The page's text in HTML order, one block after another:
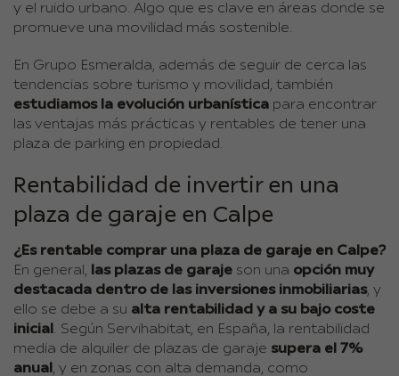
y el ruido urbano. Algo que es clave en áreas donde se
promueve una movilidad más sostenible.
En Grupo Esmeralda, además de seguir de cerca las
tendencias sobre turismo y movilidad, también
estudiamos la evolución urbanística para encontrar
las ventajas más prácticas y rentables de tener una
plaza de parking en propiedad.
Rentabilidad de invertir en una
plaza de garaje en Calpe
¿Es rentable comprar una plaza de garaje en Calpe?
En general,
las plazas de garaje son una opción muy
destacada dentro de las inversiones inmobiliarias, y
ello se debe a su alta rentabilidad y a su bajo coste
inicial
. Según Servihabitat, en España, la rentabilidad
media de alquiler de plazas de garaje supera el 7%
anual
, y en zonas con alta demanda, como